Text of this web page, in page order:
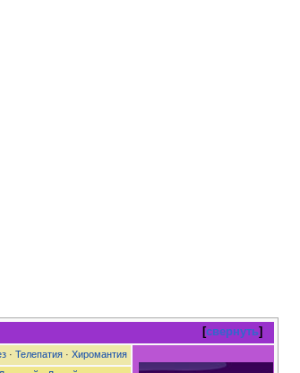
свернуть
· Телепатия · Хиромантия